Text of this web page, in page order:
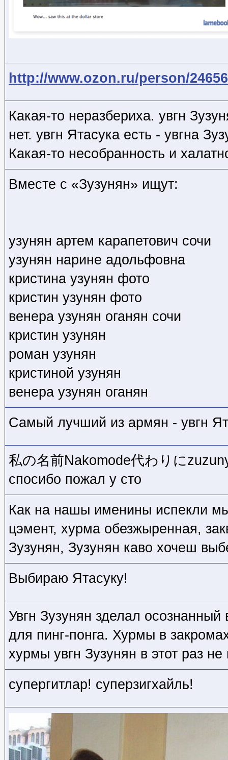
http://www.ozon.ru/person/
Какая-то неразбериха. увгн
нет. увгн Ятасука есть - увгна
Какая-то несобранность и
Вместе с «Зузунян» ищут:
узунян артем карапетович сочи
узунян нарине адольфовна
кристина узунян фото
кристин узунян фото
венера узунян оганян сочи
кристин узунян
роман узунян
кристиной узунян
венера узунян оганян
Самый лучший из армян - увгн
私の名前Nakomode代わりに
спосибо пожал у сто
Как на нашы именины испекли
цэмент, хурма обезжыренная,
Зузунян, Зузунян каво хочеш
Выбираю Ятасуку!
Увгн Зузунян зделал
для пинг-понга. Хурмы в
хурмы увгн Зузунян в этот раз не
супергитлар! суперзигхайль!